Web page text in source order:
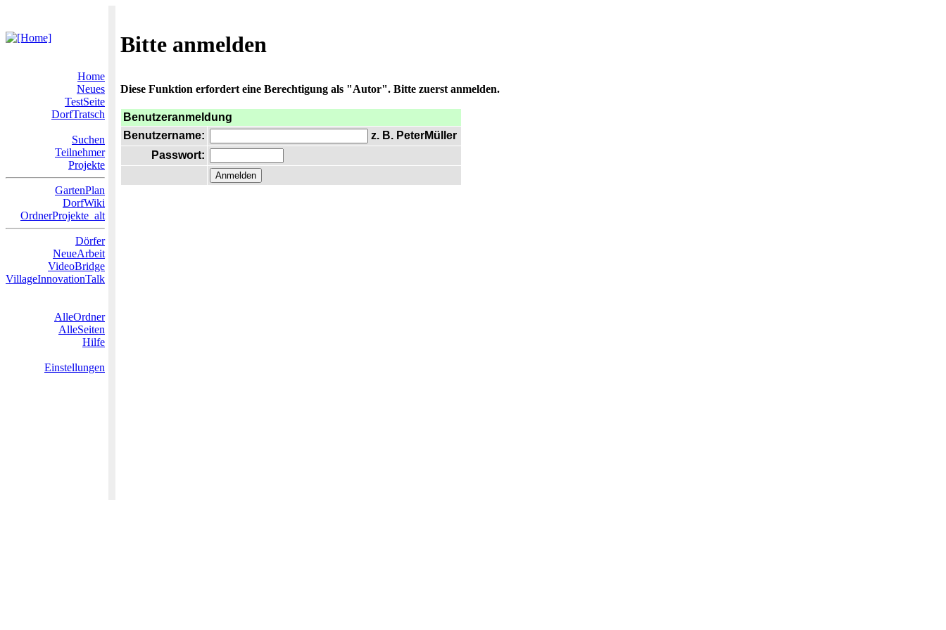
Bitte anmelden
Home
Neues
TestSeite
DorfTratsch
Suchen
Teilnehmer
Projekte
GartenPlan
DorfWiki
OrdnerProjekte_alt
Dörfer
NeueArbeit
VideoBridge
VillageInnovationTalk
AlleOrdner
AlleSeiten
Hilfe
Einstellungen
Diese Funktion erfordert eine Berechtigung als "Autor". Bitte zuerst anmelden.
Benutzeranmeldung
Benutzername:
z. B. PeterMüller
Passwort: